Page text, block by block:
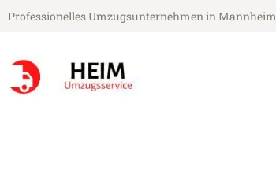
Professionelles Umzugsunternehmen in Mannheim